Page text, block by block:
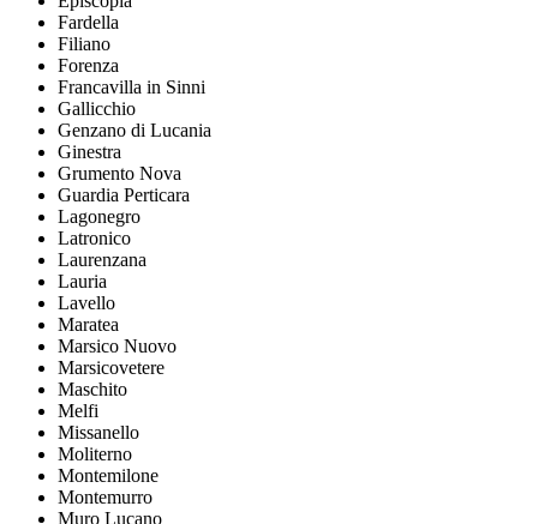
Fardella
Filiano
Forenza
Francavilla in Sinni
Gallicchio
Genzano di Lucania
Ginestra
Grumento Nova
Guardia Perticara
Lagonegro
Latronico
Laurenzana
Lauria
Lavello
Maratea
Marsico Nuovo
Marsicovetere
Maschito
Melfi
Missanello
Moliterno
Montemilone
Montemurro
Muro Lucano